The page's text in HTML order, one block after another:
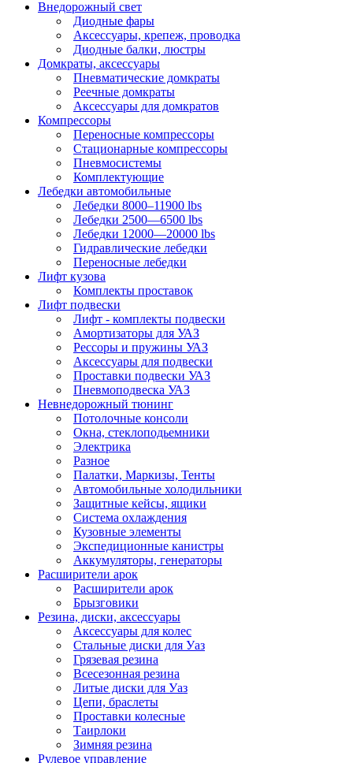
Внедорожный свет
Диодные фары
Аксессуары, крепеж, проводка
Диодные балки, люстры
Домкраты, аксессуары
Пневматические домкраты
Реечные домкраты
Аксессуары для домкратов
Компрессоры
Переносные компрессоры
Стационарные компрессоры
Пневмосистемы
Комплектующие
Лебедки автомобильные
Лебедки 8000–11900 lbs
Лебедки 2500—6500 lbs
Лебедки 12000—20000 lbs
Гидравлические лебедки
Переносные лебедки
Лифт кузова
Комплекты проставок
Лифт подвески
Лифт - комплекты подвески
Амортизаторы для УАЗ
Рессоры и пружины УАЗ
Аксессуары для подвески
Проставки подвески УАЗ
Пневмоподвеска УАЗ
Невнедорожный тюнинг
Потолочные консоли
Окна, стеклоподьемники
Электрика
Разное
Палатки, Маркизы, Тенты
Автомобильные холодильники
Защитные кейсы, ящики
Система охлаждения
Кузовные элементы
Экспедиционные канистры
Аккумуляторы, генераторы
Расширители арок
Расширители арок
Брызговики
Резина, диски, аксессуары
Аксессуары для колес
Стальные диски для Уаз
Грязевая резина
Всесезонная резина
Литые диски для Уаз
Цепи, браслеты
Проставки колесные
Таирлоки
Зимняя резина
Рулевое управление